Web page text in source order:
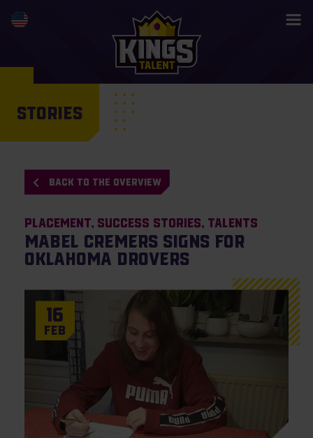
STORIES
BACK TO THE OVERVIEW
Placement Success Stories Talents
Mabel Cremers signs for
Oklahoma Drovers
16
Feb